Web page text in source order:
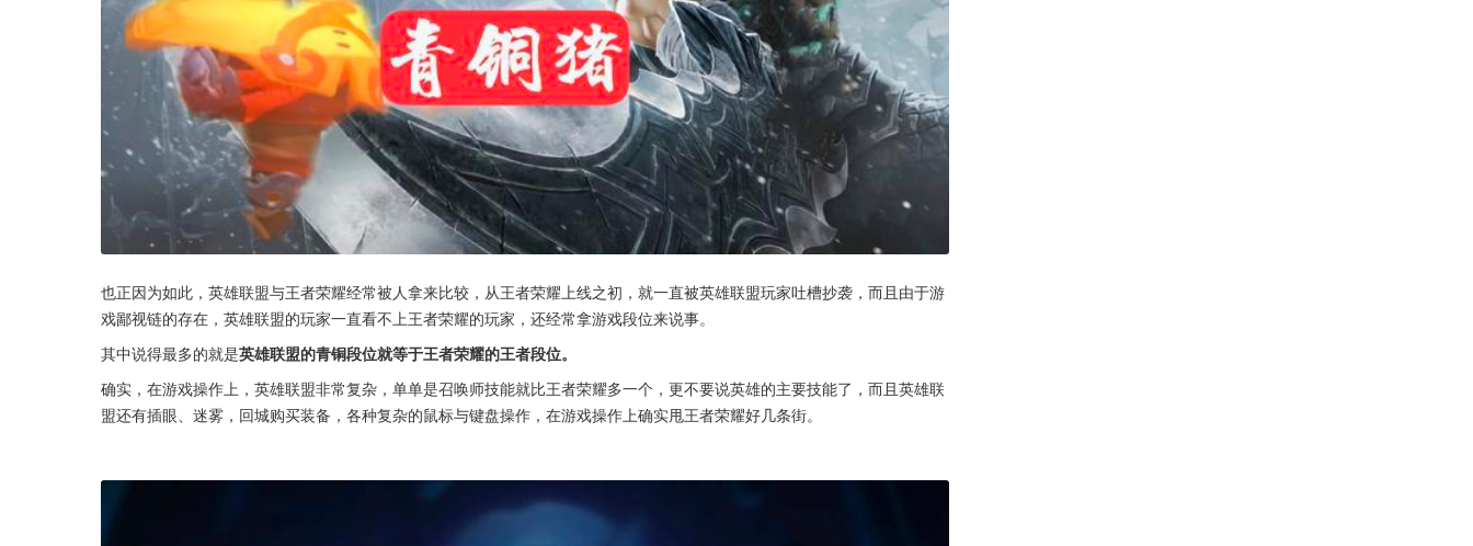
也正因为如此，英雄联盟与王者荣耀经常被人拿来比较，从王者荣耀上线之初，就一直被英雄联盟玩家吐槽抄袭，而且由于游
戏鄙视链的存在，英雄联盟的玩家一直看不上王者荣耀的玩家，还经常拿游戏段位来说事。
其中说得最多的就是英雄联盟的青铜段位就等于王者荣耀的王者段位。
确实，在游戏操作上，英雄联盟非常复杂，单单是召唤师技能就比王者荣耀多一个，更不要说英雄的主要技能了，而且英雄联
盟还有插眼、迷雾，回城购买装备，各种复杂的鼠标与键盘操作，在游戏操作上确实甩王者荣耀好几条街。